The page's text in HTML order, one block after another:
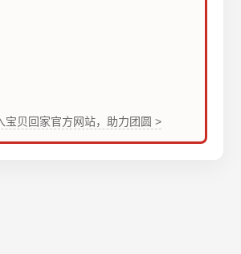
宝贝回家官方网站，助力团圆 >